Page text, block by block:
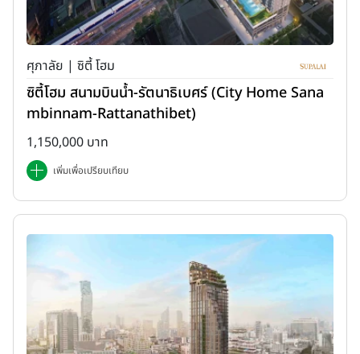
ศุภาลัย | ซิตี้ โฮม
ซิตี้โฮม สนามบินน้ำ-รัตนาธิเบศร์ (City Home Sana
mbinnam-Rattanathibet)
1,150,000 บาท
เพิ่มเพื่อเปรียบเทียบ